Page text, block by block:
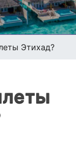
Этихад?